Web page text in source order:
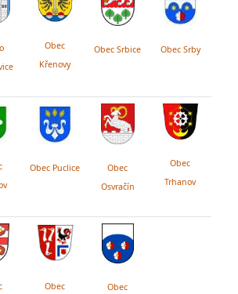
Obec
Křenovy
Obec Srbice Obec Srby
Obec Puclice
Obec
Osvračín
Obec
Trhanov
Obec
Obec